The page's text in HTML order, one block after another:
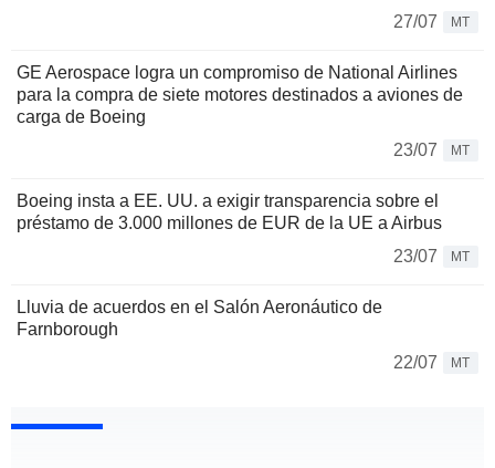
27/07
MT
GE Aerospace logra un compromiso de National Airlines
para la compra de siete motores destinados a aviones de
carga de Boeing
23/07
MT
Boeing insta a EE. UU. a exigir transparencia sobre el
préstamo de 3.000 millones de EUR de la UE a Airbus
23/07
MT
Lluvia de acuerdos en el Salón Aeronáutico de
Farnborough
22/07
MT